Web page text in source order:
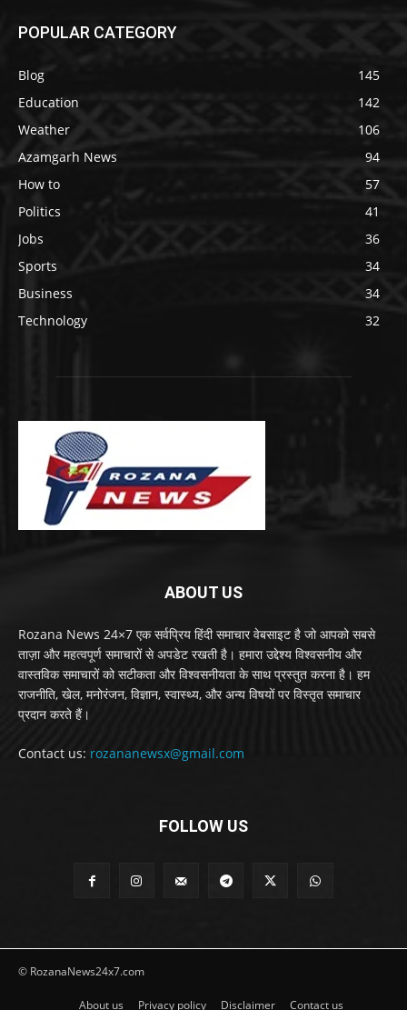
POPULAR CATEGORY
Blog
145
Education
142
Weather
106
Azamgarh News
94
How to
57
Politics
41
Jobs
36
Sports
34
Business
34
Technology
32
ABOUT US
Rozana News 24×7 एक सर्वप्रिय हिंदी समाचार वेबसाइट है जो आपको सबसे
ताज़ा और महत्वपूर्ण समाचारों से अपडेट रखती है। हमारा उद्देश्य विश्वसनीय और
वास्तविक समाचारों को सटीकता और विश्वसनीयता के साथ प्रस्तुत करना है। हम
राजनीति, खेल, मनोरंजन, विज्ञान, स्वास्थ्य, और अन्य विषयों पर विस्तृत समाचार
प्रदान करते हैं।
Contact us: rozananewsx@gmail.com
FOLLOW US
© RozanaNews24x7.com
About us Privacy policy Disclaimer Contact us